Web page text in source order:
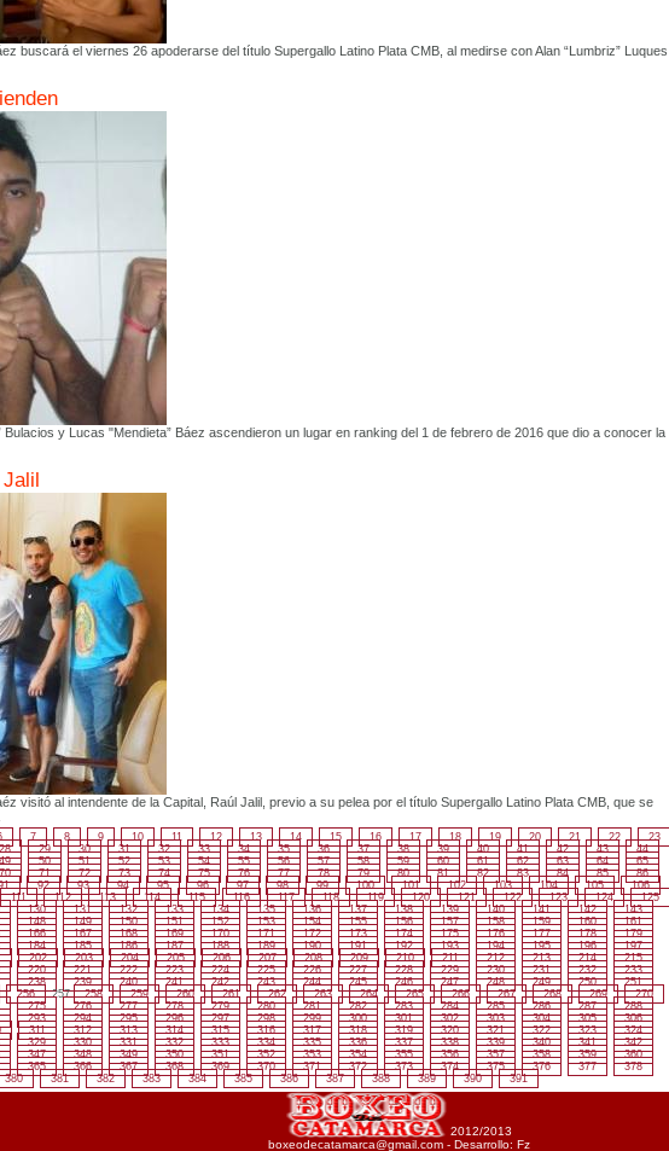
buscará el viernes 26 apoderarse del título Supergallo Latino Plata CMB, al medirse con Alan “Lumbriz” Luques
Bulacios y Lucas "Mendieta” Báez ascendieron un lugar en ranking del 1 de febrero de 2016 que dio a conocer la
Jalil
visitó al intendente de la Capital, Raúl Jalil, previo a su pelea por el título Supergallo Latino Plata CMB, que se
7 8 9 10 11 12 13 14 15 16 17 18 19 20 21 22
23
29 30 31 32 33 34 35 36 37 38 39 40 41 42 43
44
50 51 52 53 54 55 56 57 58 59 60 61 62 63 64
65
71 72 73 74 75 76 77 78 79 80 81 82 83 84 85
86
92 93 94 95 96 97 98 99 100 101 102 103 104 105
106
111 112 113 114 115 116 117 118 119 120 121 122 123 124
125
130 131 132 133 134 135 136 137 138 139 140 141 142
143
148 149 150 151 152 153 154 155 156 157 158 159 160
161
166 167 168 169 170 171 172 173 174 175 176 177 178
179
184 185 186 187 188 189 190 191 192 193 194 195 196
197
202 203 204 205 206 207 208 209 210 211 212 213 214
215
220 221 222 223 224 225 226 227 228 229 230 231 232
233
238 239 240 241 242 243 244 245 246 247 248 249 250
251
256 257 258 259 260 261 262 263 264 265 266 267 268 269
270
275 276 277 278 279 280 281 282 283 284 285 286 287
288
293 294 295 296 297 298 299 300 301 302 303 304 305
306
311 312 313 314 315 316 317 318 319 320 321 322 323
324
329 330 331 332 333 334 335 336 337 338 339 340 341
342
347 348 349 350 351 352 353 354 355 356 357 358 359
360
365 366 367 368 369 370 371 372 373 374 375 376 377
378
380 381 382 383 384 385 386 387 388 389 390 391
2012/2013
boxeodecatamarca@gmail.com- Desarrollo: Fz